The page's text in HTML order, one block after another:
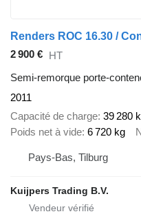
Renders ROC 16.30 /
2 900 € HT
Semi-remorque porte-
2011
Capacité de charge 39 280
Poids net à vide 6 720 kg
Pays-Bas, Tilburg
Kuijpers Trading B.V.